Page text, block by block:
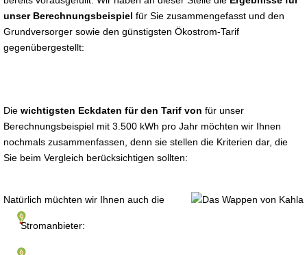
unser Berechnungsbeispiel für Sie zusammengefasst und den
Grundversorger sowie den günstigsten Ökostrom-Tarif
gegenübergestellt:
Die wichtigsten Eckdaten für den Tarif von für unser
Berechnungsbeispiel mit 3.500 kWh pro Jahr möchten wir Ihnen
nochmals zusammenfassen, denn sie stellen die Kriterien dar, die
Sie beim Vergleich berücksichtigen sollten:
Stromanbieter:
Natürlich müchten wir Ihnen auch die